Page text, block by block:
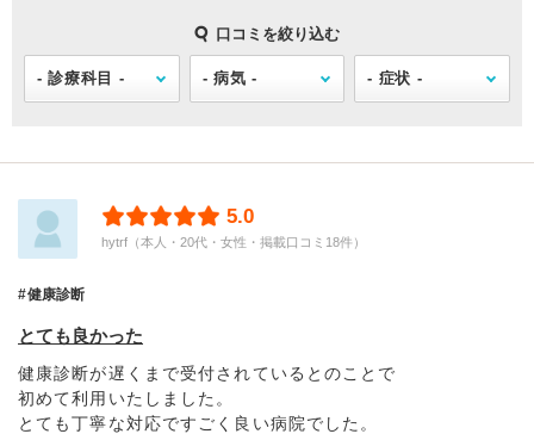
口コミを絞り込む
5.0
hytrf（本人・20代・女性・掲載口コミ18件）
健康診断
とても良かった
健康診断が遅くまで受付されているとのことで
初めて利用いたしました。
とても丁寧な対応ですごく良い病院でした。